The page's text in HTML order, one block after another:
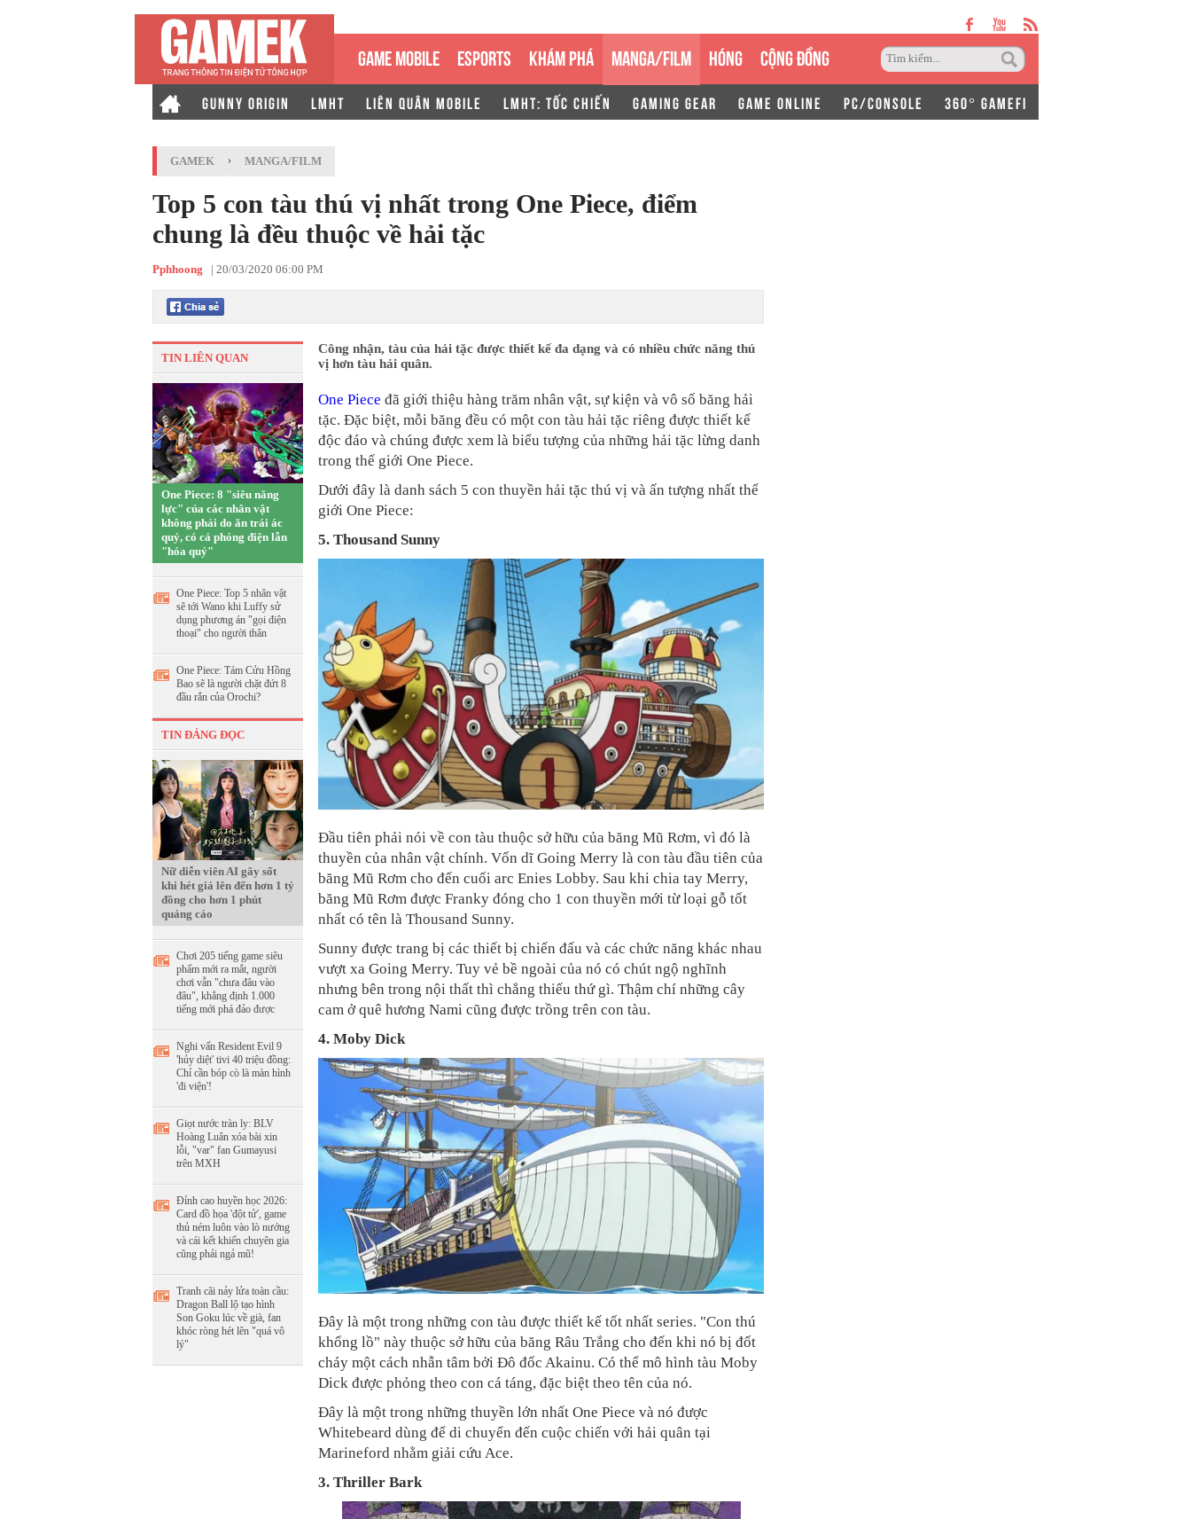
GAME MOBILE ESPORTS KHÁM PHÁ MANGA/FILM HÓNG CỘNG ĐỒNG
GUNNY ORIGIN LMHT LIÊN QUÂN MOBILE LMHT: TỐC CHIẾN GAMING GEAR GAME ONLINE PC/CONSOLE 360° GAMEFI
GAMEK › MANGA/FILM
Top 5 con tàu thú vị nhất trong One Piece, điểm
chung là đều thuộc về hải tặc
Pphhoong | 20/03/2020 06:00 PM
TIN LIÊN QUAN
One Piece: 8 "siêu năng
lực" của các nhân vật
không phải do ăn trái ác
quỷ, có cả phóng điện lẫn
"hóa quỷ"
One Piece: Top 5 nhân vật
sẽ tới Wano khi Luffy sử
dụng phương án "gọi điện
thoại" cho người thân
One Piece: Tám Cửu Hồng
Bao sẽ là người chặt đứt 8
đầu rắn của Orochi?
TIN ĐÁNG ĐỌC
Nữ diễn viên AI gây sốt
khi hét giá lên đến hơn 1 tỷ
đồng cho hơn 1 phút
quảng cáo
Chơi 205 tiếng game siêu
phẩm mới ra mắt, người
chơi vẫn "chưa đâu vào
đâu", khẳng định 1.000
tiếng mới phá đảo được
Nghi vấn Resident Evil 9
'hủy diệt' tivi 40 triệu đồng:
Chỉ cần bóp cò là màn hình
'đi viện'!
Giọt nước tràn ly: BLV
Hoàng Luân xóa bài xin
lỗi, "var" fan Gumayusi
trên MXH
Đỉnh cao huyền học 2026:
Card đồ họa 'đột tử', game
thủ ném luôn vào lò nướng
và cái kết khiến chuyên gia
cũng phải ngả mũ!
Tranh cãi nảy lửa toàn cầu:
Dragon Ball lộ tạo hình
Son Goku lúc về già, fan
khóc ròng hét lên "quá vô
lý"
Công nhận, tàu của hải tặc được thiết kế đa dạng và có nhiều chức năng thú
vị hơn tàu hải quân.
One Piece đã giới thiệu hàng trăm nhân vật, sự kiện và vô số băng hải
tặc. Đặc biệt, mỗi băng đều có một con tàu hải tặc riêng được thiết kế
độc đáo và chúng được xem là biểu tượng của những hải tặc lừng danh
trong thế giới One Piece.
Dưới đây là danh sách 5 con thuyền hải tặc thú vị và ấn tượng nhất thế
giới One Piece:
5. Thousand Sunny
Đầu tiên phải nói về con tàu thuộc sở hữu của băng Mũ Rơm, vì đó là
thuyền của nhân vật chính. Vốn dĩ Going Merry là con tàu đầu tiên của
băng Mũ Rơm cho đến cuối arc Enies Lobby. Sau khi chia tay Merry,
băng Mũ Rơm được Franky đóng cho 1 con thuyền mới từ loại gỗ tốt
nhất có tên là Thousand Sunny.
Sunny được trang bị các thiết bị chiến đấu và các chức năng khác nhau
vượt xa Going Merry. Tuy vẻ bề ngoài của nó có chút ngộ nghĩnh
nhưng bên trong nội thất thì chẳng thiếu thứ gì. Thậm chí những cây
cam ở quê hương Nami cũng được trồng trên con tàu.
4. Moby Dick
Đây là một trong những con tàu được thiết kế tốt nhất series. "Con thú
khổng lồ" này thuộc sở hữu của băng Râu Trắng cho đến khi nó bị đốt
cháy một cách nhẫn tâm bởi Đô đốc Akainu. Có thể mô hình tàu Moby
Dick được phỏng theo con cá táng, đặc biệt theo tên của nó.
Đây là một trong những thuyền lớn nhất One Piece và nó được
Whitebeard dùng để di chuyển đến cuộc chiến với hải quân tại
Marineford nhằm giải cứu Ace.
3. Thriller Bark